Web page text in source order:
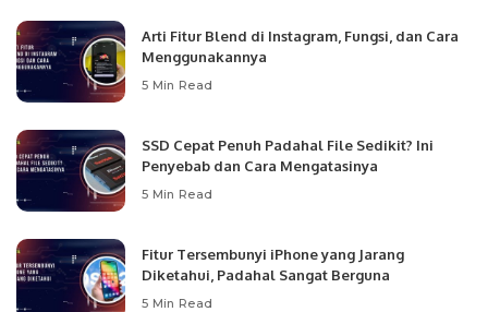
Arti Fitur Blend di Instagram, Fungsi, dan Cara
Menggunakannya
5 Min Read
SSD Cepat Penuh Padahal File Sedikit? Ini
Penyebab dan Cara Mengatasinya
5 Min Read
Fitur Tersembunyi iPhone yang Jarang
Diketahui, Padahal Sangat Berguna
5 Min Read